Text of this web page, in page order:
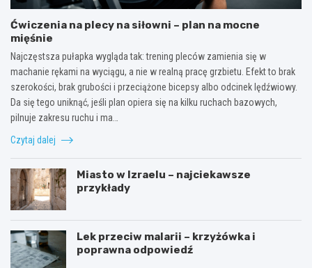
Ćwiczenia na plecy na siłowni – plan na mocne
mięśnie
Najczęstsza pułapka wygląda tak: trening pleców zamienia się w
machanie rękami na wyciągu, a nie w realną pracę grzbietu. Efekt to brak
szerokości, brak grubości i przeciążone bicepsy albo odcinek lędźwiowy.
Da się tego uniknąć, jeśli plan opiera się na kilku ruchach bazowych,
pilnuje zakresu ruchu i ma…
Czytaj dalej
Miasto w Izraelu – najciekawsze
przykłady
Lek przeciw malarii – krzyżówka i
poprawna odpowiedź